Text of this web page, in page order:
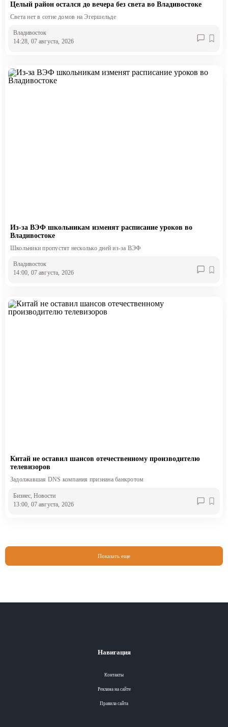
Целый район остался до вечера без света во Владивостоке
Света нет в сотне домов на Эгершельде
Владивосток
14:28, 07 августа, 2026
Из-за ВЭФ школьникам изменят расписание уроков во
Владивостоке
Школьники пропустят несколько дней из-за ВЭФ
Владивосток
14:00, 07 августа, 2026
Китай не оставил шансов отечественному производителю
телевизоров
Задолжавшая DNS компания признана банкротом
Бизнес , Новости
13:00, 07 августа, 2026
Показать еще
Навигация
Контакты
Реклама на сайте
Правила сайта